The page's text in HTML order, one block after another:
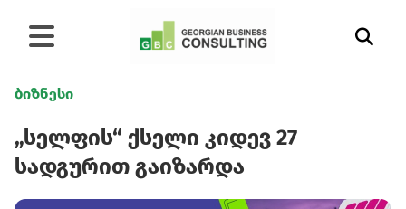
ბიზნესი
„სელფის“ ქსელი კიდევ 27
სადგურით გაიზარდა